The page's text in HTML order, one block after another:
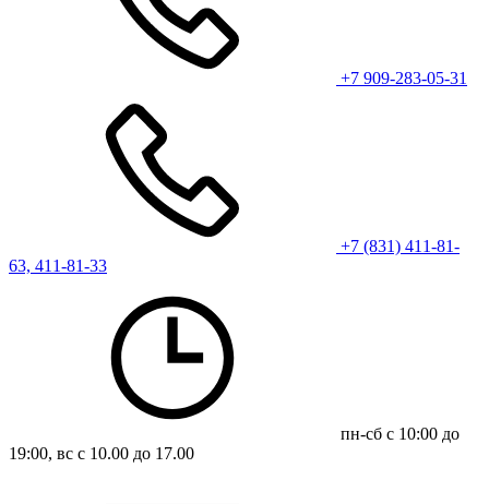
+7 909-283-05-31
+7 (831) 411-81-
63, 411-81-33
пн-сб с 10:00 до
19:00, вс с 10.00 до 17.00